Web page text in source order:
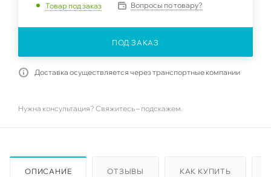
Товар под заказ Вопросы по товару?
ПОД ЗАКАЗ
Доставка осуществляется через транспортные компании
Нужна консультация? Свяжитесь – подскажем.
ОПИСАНИЕ ОТЗЫВЫ КАК КУПИТЬ